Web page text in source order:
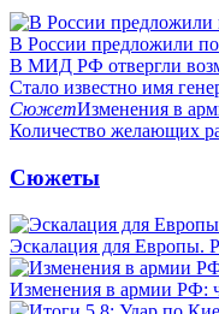
В России предложили
В МИД РФ отвергли
Стало известно имя
СюжетИзменения в
Количество желающих
Сюжеты
Эскалация для Европы.
Изменения в армии РФ: